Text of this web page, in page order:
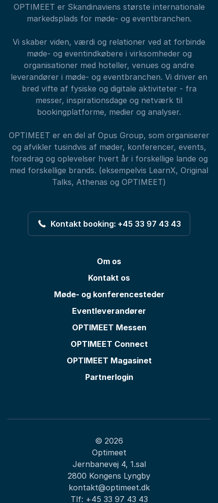
OPTIMEET er Skandinaviens største internationale
markedsplads for møde- og eventbranchen.
Vi skaber viden, værdi og relationer ved at forbinde
møde- og eventindkøbere i virksomheder og
organisationer med hoteller, venues og andre
leverandører i møde- og eventbranchen. Vi driver en
bred vifte af fysiske og digitale aktiviteter - fra
messer, inspirationsdage og netværk til
bookingplatforme, medier og analyser.
OPTIMEET er en del af Opus Group, som organiserer
og afvikler tusindvis af møder, konferencer, events,
foredrag og oplevelser hvert år i forskellige lande og
med forskellige brands. (eksempelvis LearnX, Original
Talks, Athenas og OPTIMEET)
Kontakt booking: +45 33 97 43 43
Om os
Kontakt os
Møde- og konferencesteder
Eventleverandører
OPTIMEET Messen
OPTIMEET Connect
OPTIMEET Magasinet
Partnerlogin
© 2026
Optimeet
Jernbanevej 4, 1.sal
2800 Kongens Lyngby
kontakt@optimeet.dk
Tlf: +45 33 97 43 43